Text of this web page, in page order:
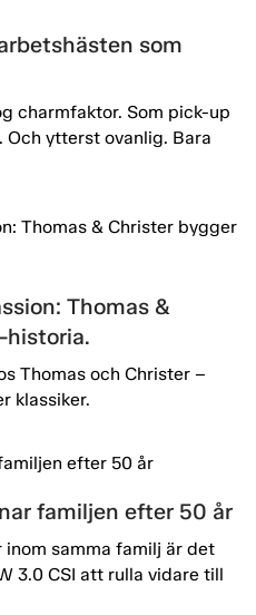
som
charmfaktor. Som pick-up
ytterst ovanlig. Bara
Thomas &
historia.
Thomas och Christer –
klassiker.
familjen efter 50 år
samma familj är det
3.0 CSI att rulla vidare till